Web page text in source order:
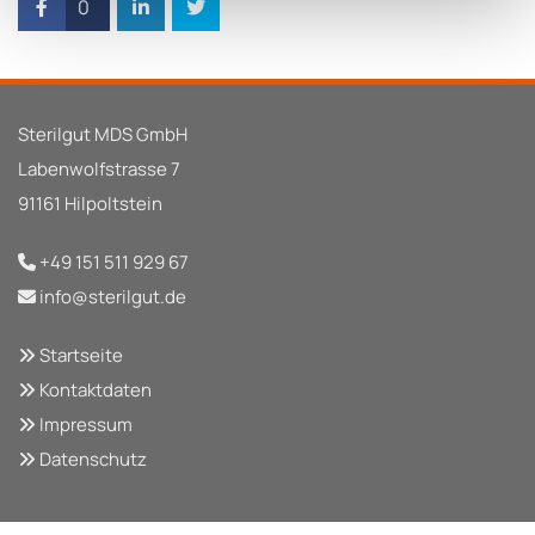
0
Sterilgut MDS GmbH
Labenwolfstrasse 7
91161 Hilpoltstein
 +49 151 511 929 67
 info@sterilgut.de
 Startseite
 Kontaktdaten
 Impressum
 Datenschutz